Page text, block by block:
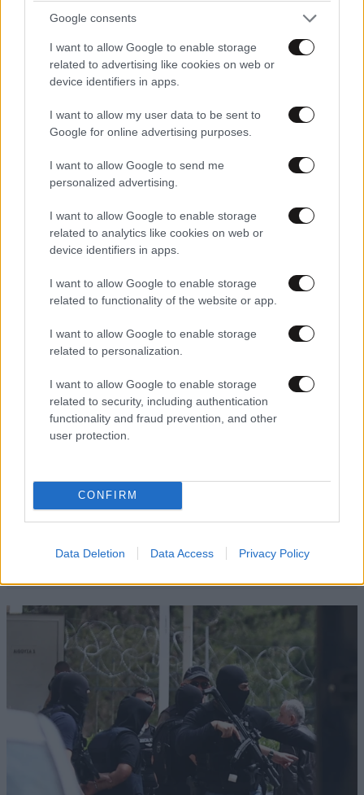
Google consents
I want to allow Google to enable storage
related to advertising like cookies on web or
device identifiers in apps.
I want to allow my user data to be sent to
Google for online advertising purposes.
I want to allow Google to send me
personalized advertising.
I want to allow Google to enable storage
related to analytics like cookies on web or
device identifiers in apps.
I want to allow Google to enable storage
related to functionality of the website or app.
I want to allow Google to enable storage
related to personalization.
I want to allow Google to enable storage
related to security, including authentication
functionality and fraud prevention, and other
user protection.
CONFIRM
Data Deletion Data Access Privacy Policy